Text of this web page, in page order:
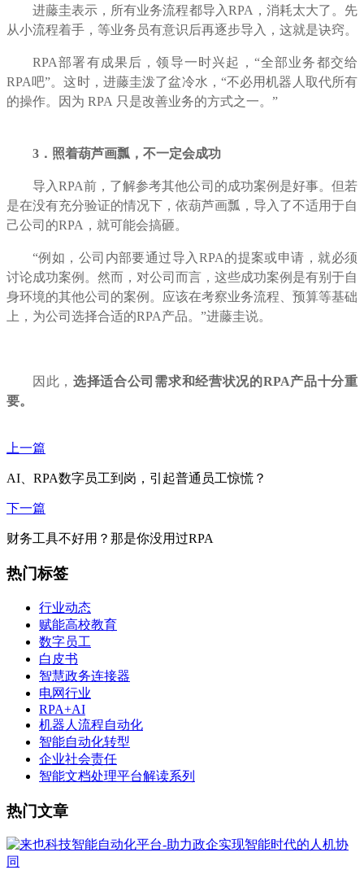
进藤圭表示，所有业务流程都导入RPA，消耗太大了。先
从小流程着手，等业务员有意识后再逐步导入，这就是诀窍。
RPA部署有成果后，领导一时兴起，“全部业务都交给
RPA吧”。这时，进藤圭泼了盆冷水，“不必用机器人取代所有
的操作。因为 RPA 只是改善业务的方式之一。”
3 ．照着葫芦画瓢，不一定会成功
导入RPA前，了解参考其他公司的成功案例是好事。但若
是在没有充分验证的情况下，依葫芦画瓢，导入了不适用于自
己公司的RPA ，就可能会搞砸。
“例如，公司内部要通过导入 RPA的提案或申请，就必须
讨论成功案例。然而，对公司而言，这些成功案例是有别于自
身环境的其他公司的案例。应该在考察业务流程、预算等基础
上，为公司选择合适的RPA产品。”进藤圭说。
因此，选择适合公司需求和经营状况的RPA产品十分重
要。
上一篇
AI、RPA数字员工到岗，引起普通员工惊慌？
下一篇
财务工具不好用？那是你没用过RPA
热门标签
行业动态
赋能高校教育
数字员工
白皮书
智慧政务连接器
电网行业
RPA+AI
机器人流程自动化
智能自动化转型
企业社会责任
智能文档处理平台解读系列
热门文章